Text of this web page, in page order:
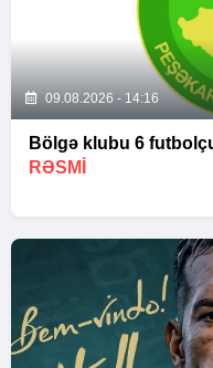
09.08.2026 - 14:16
Bölgə klubu 6
RƏSMİ